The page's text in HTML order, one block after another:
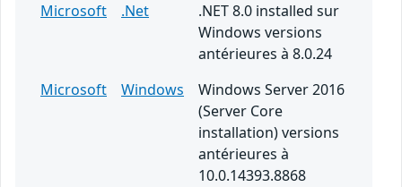
Microsoft
.Net
.NET 8.0 installed sur
Windows versions
antérieures à 8.0.24
Microsoft
Windows
Windows Server 2016
(Server Core
installation) versions
antérieures à
10.0.14393.8868